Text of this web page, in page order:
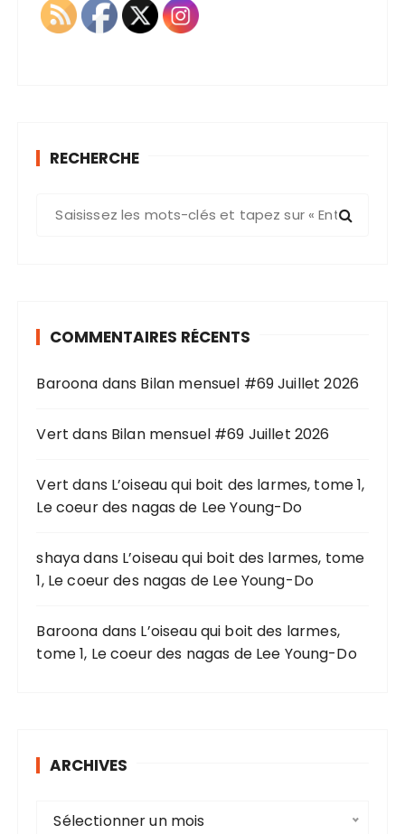
RECHERCHE
e
o
r
COMMENTAIRES RÉCENTS
Baroona dans Bilan mensuel #69 Juillet 2026
Vert dans Bilan mensuel #69 Juillet 2026
Vert dans L’oiseau qui boit des larmes, tome 1,
Le coeur des nagas de Lee Young-Do
shayadans L’oiseau qui boit des larmes, tome
1, Le coeur des nagas de Lee Young-Do
Baroona dans L’oiseau qui boit des larmes,
tome 1, Le coeur des nagas de Lee Young-Do
ARCHIVES
Sélectionner un mois